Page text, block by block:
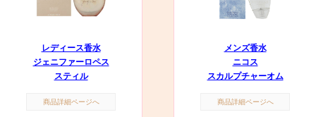
レディース香水
ジェニファーロペス
スティル
商品詳細ページへ
メンズ香水
ニコス
スカルプチャーオム
商品詳細ページへ